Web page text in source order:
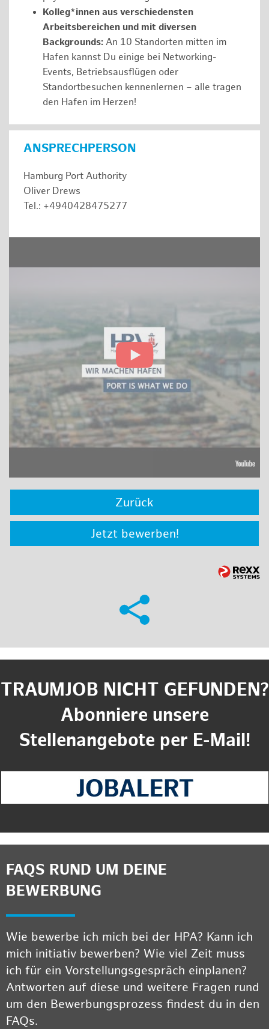
Kolleg*innen aus verschiedensten
Arbeitsbereichen und mit diversen
Backgrounds: An 10 Standorten mitten im
Hafen kannst Du einige bei Networking-
Events, Betriebsausflügen oder
Standortbesuchen kennenlernen – alle tragen
den Hafen im Herzen!
ANSPRECHPERSON
Hamburg Port Authority
Oliver Drews
Tel.: +4940428475277
Zurück
Jetzt bewerben!
TRAUMJOB NICHT GEFUNDEN?
Abonniere unsere
Stellenangebote per E-Mail!
FAQS RUND UM DEINE
BEWERBUNG
Wie bewerbe ich mich bei der HPA? Kann ich
mich initiativ bewerben? Wie viel Zeit muss
ich für ein Vorstellungsgespräch einplanen?
Antworten auf diese und weitere Fragen rund
um den Bewerbungsprozess findest du in den
FAQs.